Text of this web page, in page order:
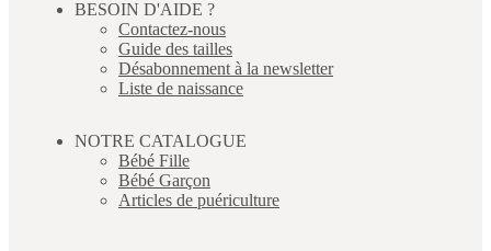
BESOIN D'AIDE ?
Contactez-nous
Guide des tailles
Désabonnement à la newsletter
Liste de naissance
NOTRE CATALOGUE
Bébé Fille
Bébé Garçon
Articles de puériculture